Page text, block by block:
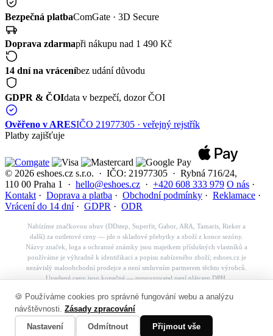
Bezpečná platbaComGate · 3D Secure
Doprava zdarmapři nákupu nad 1 490 Kč
14 dní na vráceníbez udání důvodu
GDPR & ČOIdata v bezpečí, dozor ČOI
Ověřeno v ARESIČO 21977305 · veřejný rejstřík
Platby zajišťuje
© 2026 eshoes.cz s.r.o. · IČO: 21977305 · Rybná 716/24,
110 00 Praha 1 · hello@eshoes.cz · +420 608 333 979 O nás ·
Kontakt · Doprava a platba · Obchodní podmínky · Reklamace ·
Vrácení do 14 dní· GDPR · ODR
Nabízíme značkovou obuv (DDstep, Superfit, Gabor, ARA, Tamaris, Rieker a
další) za outletové ceny — jde o skladové přebytky a zboží z konce sezóny.
Názvy značek, loga a ochranné známky jsou majetkem příslušných vlastníků a
používáme je výhradně k identifikaci a popisu nabízeného zboží; eshoes.cz je
nezávislý maloobchodní prodejce a není smluvním partnerem těchto výrobců.
Uvedené ceny jsou konečné — provozovatel není plátcem DPH.
✕🍪 Používáme cookies pro správné fungování webu a analýzu
návštěvnosti. Zásady zpracování
Nastavení
Odmítnout Přijmout vše